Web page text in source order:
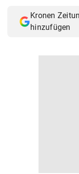
Kronen
hinzufügen